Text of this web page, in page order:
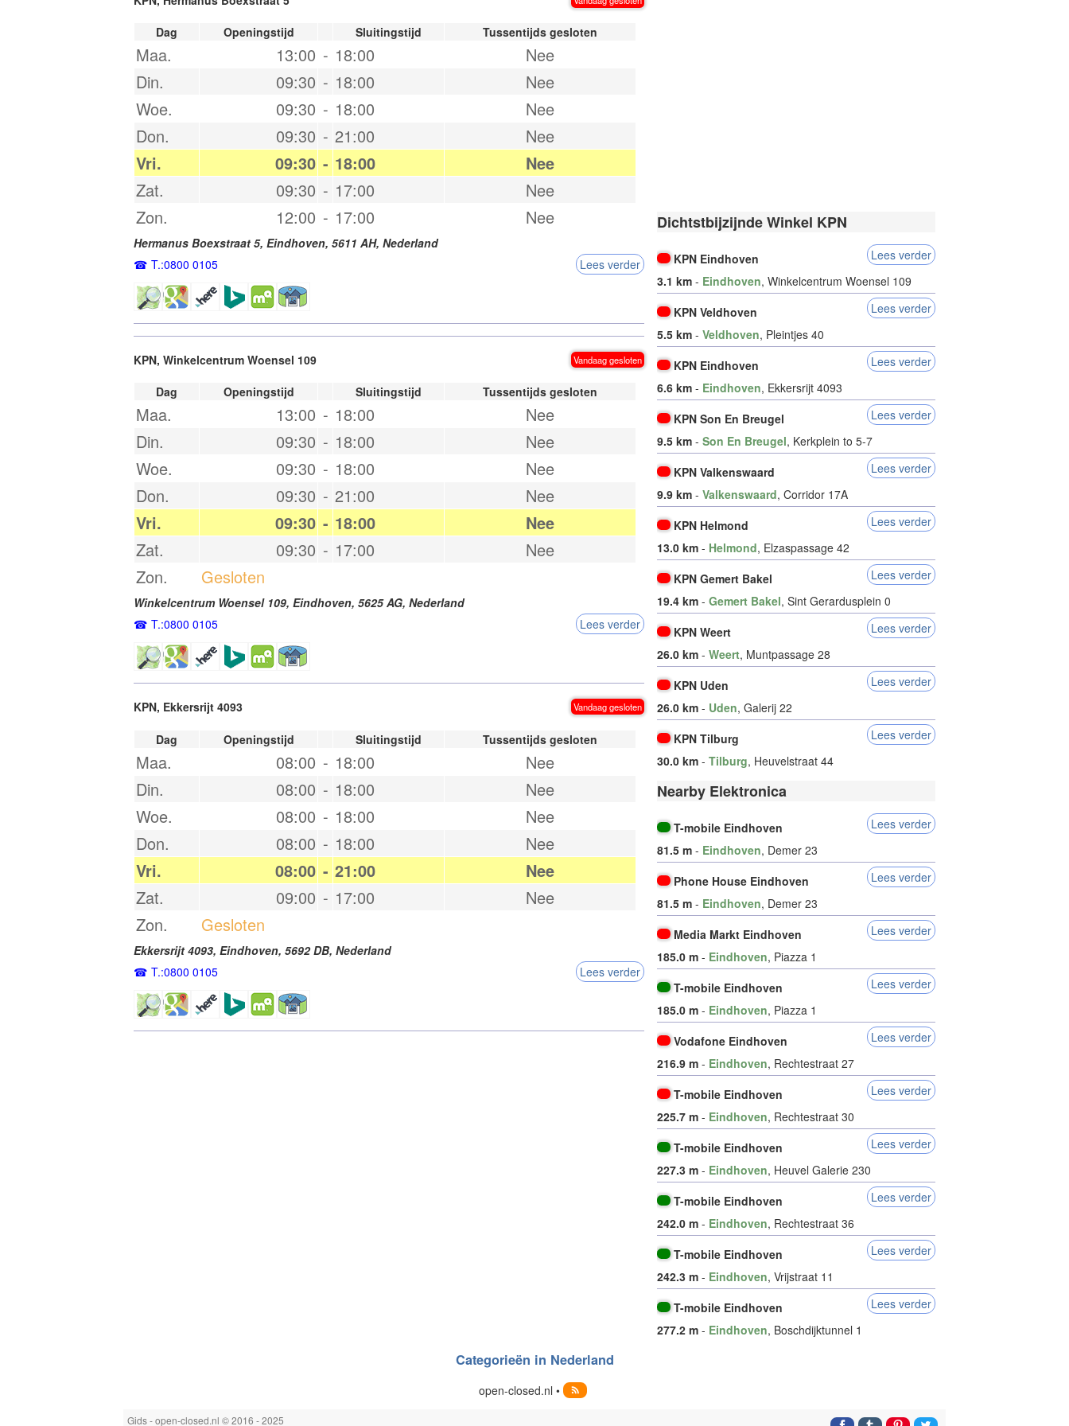
Dag Openingstijd Sluitingstijd Tussentijds gesloten
Maa. 13:00 - 18:00
Nee
Din.
09:30 - 18:00
Nee
Woe.
09:30 - 18:00
Nee
Don.
09:30 - 21:00
Nee
Vri.
09:30 - 18:00
Nee
Zat.
09:30 - 17:00
Nee
Zon.
12:00 - 17:00 Nee
Hermanus Boexstraat 5, Eindhoven, 5611 AH, Nederland
T.:0800 0105
Lees verder
KPN, Winkelcentrum Woensel 109 Vandaag gesloten
Dag Openingstijd Sluitingstijd Tussentijds gesloten
Maa. 13:00 - 18:00
Nee
Din.
09:30 - 18:00
Nee
Woe.
09:30 - 18:00
Nee
Don.
09:30 - 21:00
Nee
Vri.
09:30 - 18:00
Nee
Zat.
09:30 - 17:00
Nee
Zon.
Gesloten
Winkelcentrum Woensel 109, Eindhoven, 5625 AG, Nederland
T.:0800 0105
Lees verder
KPN, Ekkersrijt 4093 Vandaag gesloten
Dag Openingstijd Sluitingstijd Tussentijds gesloten
Maa. 08:00 - 18:00
Nee
Din.
08:00 - 18:00
Nee
Woe.
08:00 - 18:00
Nee
Don.
08:00 - 18:00
Nee
Vri.
08:00 - 21:00
Nee
Zat.
09:00 - 17:00
Nee
Zon.
Gesloten
Ekkersrijt 4093, Eindhoven, 5692 DB, Nederland
T.:0800 0105
Lees verder
Dichtstbijzijnde Winkel KPN
KPN Eindhoven
Lees verder
3.1 km - Eindhoven, Winkelcentrum Woensel 109
KPN Veldhoven
Lees verder
5.5 km - Veldhoven, Pleintjes 40
KPN Eindhoven
Lees verder
6.6 km - Eindhoven, Ekkersrijt 4093
KPN Son En Breugel
Lees verder
9.5 km - Son En Breugel, Kerkplein to 5-7
KPN Valkenswaard
Lees verder
9.9 km - Valkenswaard, Corridor 17A
KPN Helmond
Lees verder
13.0 km - Helmond, Elzaspassage 42
KPN Gemert Bakel
Lees verder
19.4 km - Gemert Bakel, Sint Gerardusplein 0
KPN Weert
Lees verder
26.0 km - Weert, Muntpassage 28
KPN Uden
Lees verder
26.0 km - Uden, Galerij 22
KPN Tilburg
Lees verder
30.0 km - Tilburg, Heuvelstraat 44
Nearby Elektronica
T-mobile Eindhoven
Lees verder
81.5 m - Eindhoven, Demer 23
Phone House Eindhoven
Lees verder
81.5 m - Eindhoven, Demer 23
Media Markt Eindhoven
Lees verder
185.0 m - Eindhoven, Piazza 1
T-mobile Eindhoven
Lees verder
185.0 m - Eindhoven, Piazza 1
Vodafone Eindhoven
Lees verder
216.9 m - Eindhoven, Rechtestraat 27
T-mobile Eindhoven
Lees verder
225.7 m - Eindhoven, Rechtestraat 30
T-mobile Eindhoven
Lees verder
227.3 m - Eindhoven, Heuvel Galerie 230
T-mobile Eindhoven
Lees verder
242.0 m - Eindhoven, Rechtestraat 36
T-mobile Eindhoven
Lees verder
242.3 m - Eindhoven, Vrijstraat 11
T-mobile Eindhoven
Lees verder
277.2 m - Eindhoven, Boschdijktunnel 1
Categorieën in Nederland
open-closed.nl •
Gids - open-closed.nl © 2016 - 2025